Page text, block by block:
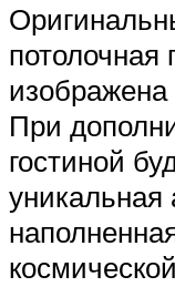
потолочная
изображена
При
гостиной